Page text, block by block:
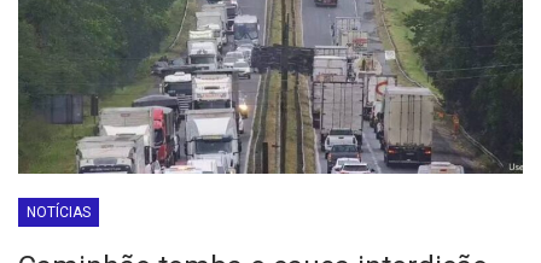
NOTÍCIAS